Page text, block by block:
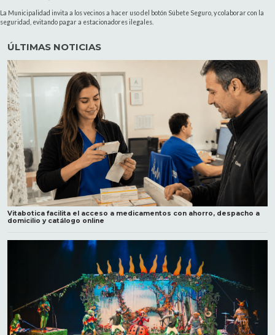
La Municipalidad invita a los vecinos a hacer uso del botón Súbete Seguro, y colaborar con la
seguridad, evitando pagar a estacionadores ilegales.
ÚLTIMAS NOTICIAS
Vitabotica facilita el acceso a medicamentos con ahorro, despacho a
domicilio y catálogo online